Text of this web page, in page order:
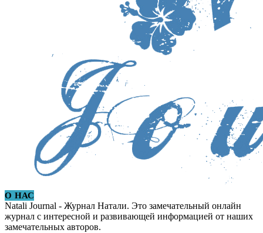
О НАС
Natali Journal - Журнал Натали. Это замечательный онлайн
журнал с интересной и развивающей информацией от наших
замечательных авторов.